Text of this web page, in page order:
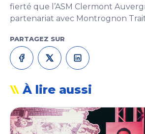
PARTAGEZ SUR
fierté que l’ASM Clermont
partenariat avec Montrognon
À lire aussi